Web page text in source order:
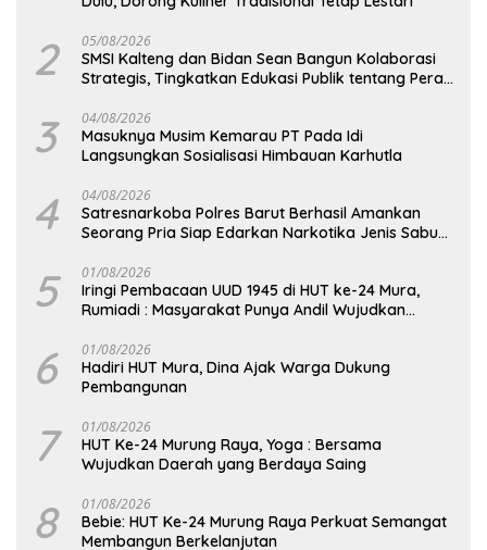
2 05/08/2026
SMSI Kalteng dan Bidan Sean Bangun Kolaborasi
Strategis, Tingkatkan Edukasi Publik tentang Peran
3 04/08/2026
Masuknya Musim Kemarau PT Pada Idi
Langsungkan Sosialisasi Himbauan Karhutla
4 04/08/2026
Satresnarkoba Polres Barut Berhasil Amankan
Seorang Pria Siap Edarkan Narkotika Jenis Sabu
5 01/08/2026
Iringi Pembacaan UUD 1945 di HUT ke-24 Mura,
Rumiadi : Masyarakat Punya Andil Wujudkan
6 01/08/2026
Hadiri HUT Mura, Dina Ajak Warga Dukung
Pembangunan
7 01/08/2026
HUT Ke-24 Murung Raya, Yoga : Bersama
Wujudkan Daerah yang Berdaya Saing
8 01/08/2026
Bebie: HUT Ke-24 Murung Raya Perkuat Semangat
Membangun Berkelanjutan